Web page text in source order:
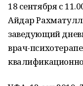
18 сентября с
Айдар
заведующий
врач-